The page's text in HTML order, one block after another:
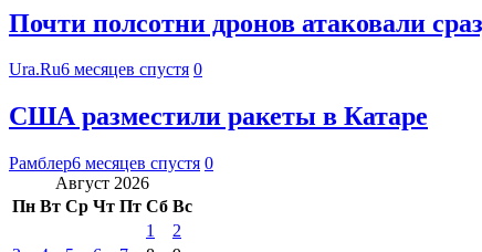
Почти полсотни дронов атаковали
Ura.Ru6 месяцев спустя 0
США разместили ракеты в Катаре
Рамблер6 месяцев спустя 0
Август 2026
Пн Вт Ср Чт Пт Сб Вс
1
2